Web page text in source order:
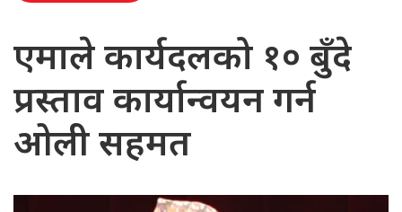
एमाले कार्यदलको १० बुँदे
प्रस्ताव कार्यान्वयन गर्न
ओली सहमत